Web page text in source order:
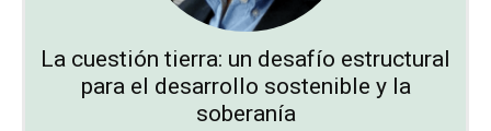
La cuestión tierra: un desafío estructural
para el desarrollo sostenible y la
soberanía